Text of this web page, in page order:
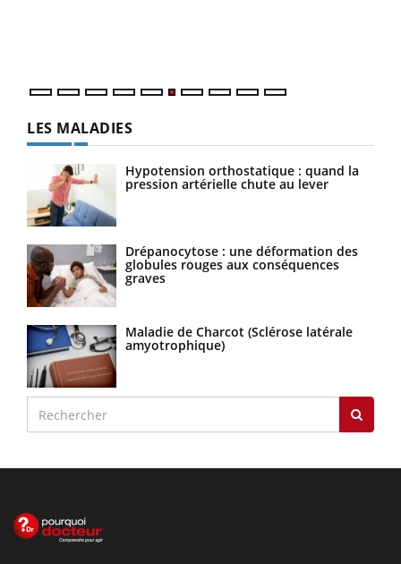
LES MALADIES
Hypotension orthostatique : quand la
pression artérielle chute au lever
Drépanocytose : une déformation des
globules rouges aux conséquences
graves
Maladie de Charcot (Sclérose latérale
amyotrophique)